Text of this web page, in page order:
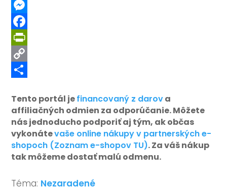
WhatsApp
Messenger
Facebook
PrintFriendly
Copy
Tento portál jefinancovaný z darova
affiliačných odmien za odporúčanie. Môžete
nás jednoducho podporiť aj tým, ak občas
vykonátevaše online nákupy v partnerských e-
shopoch (Zoznam e-shopov TU). Za váš nákup
tak môžeme dostať malú odmenu.
Téma: Nezaradené